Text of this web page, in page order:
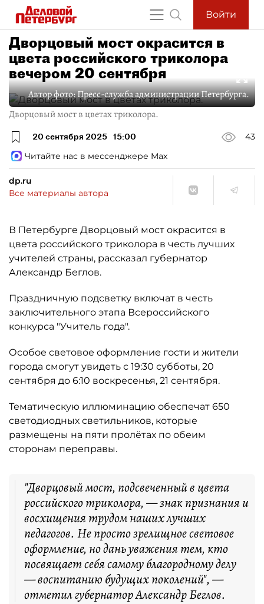
Войти
Дворцовый мост окрасится в
цвета российского триколора
вечером 20 сентября
Автор фото:Пресс-служба администрации Петербурга.
Дворцовый мост в цветах триколора.
20 сентября 2025 15:00
43
Читайте нас в мессенджере Max
dp.ru
Все материалы автора
В Петербурге Дворцовый мост окрасится в
цвета российского триколора в честь лучших
учителей страны, рассказал губернатор
Александр Беглов.
Праздничную подсветку включат в честь
заключительного этапа Всероссийского
конкурса "Учитель года".
Особое световое оформление гости и жители
города смогут увидеть с 19:30 субботы, 20
сентября до 6:10 воскресенья, 21 сентября.
Тематическую иллюминацию обеспечат 650
светодиодных светильников, которые
размещены на пяти пролётах по обеим
сторонам переправы.
"Дворцовый мост, подсвеченный в цвета
российского триколора, — знак признания и
восхищения трудом наших лучших
педагогов. Не просто зрелищное световое
оформление, но дань уважения тем, кто
посвящает себя самому благородному делу
— воспитанию будущих поколений", —
отметил губернатор Александр Беглов.